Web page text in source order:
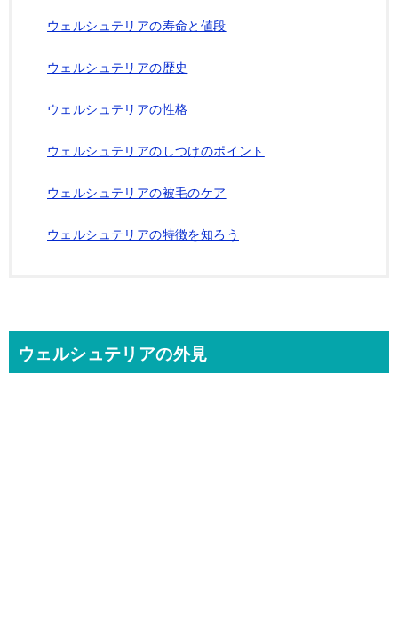
ウェルシュテリアの寿命と値段
ウェルシュテリアの歴史
ウェルシュテリアの性格
ウェルシュテリアのしつけのポイント
ウェルシュテリアの被毛のケア
ウェルシュテリアの特徴を知ろう
ウェルシュテリアの外見